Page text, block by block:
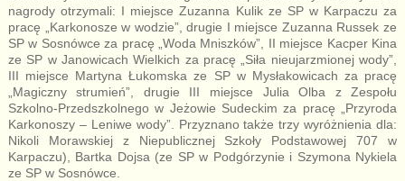
nagrody otrzymali: I miejsce Zuzanna Kulik ze SP w Karpaczu za
pracę „Karkonosze w wodzie”, drugie I miejsce Zuzanna Russek ze
SP w Sosnówce za pracę „Woda Mniszków”, II miejsce Kacper Kina
ze SP w Janowicach Wielkich za pracę „Siła nieujarzmionej wody”,
III miejsce Martyna Łukomska ze SP w Mysłakowicach za pracę
„Magiczny strumień”, drugie III miejsce Julia Olba z Zespołu
Szkolno-Przedszkolnego w Jeżowie Sudeckim za pracę „Przyroda
Karkonoszy – Leniwe wody”. Przyznano także trzy wyróżnienia dla:
Nikoli Morawskiej z Niepublicznej Szkoły Podstawowej 707 w
Karpaczu), Bartka Dojsa (ze SP w Podgórzynie i Szymona Nykiela
ze SP w Sosnówce.